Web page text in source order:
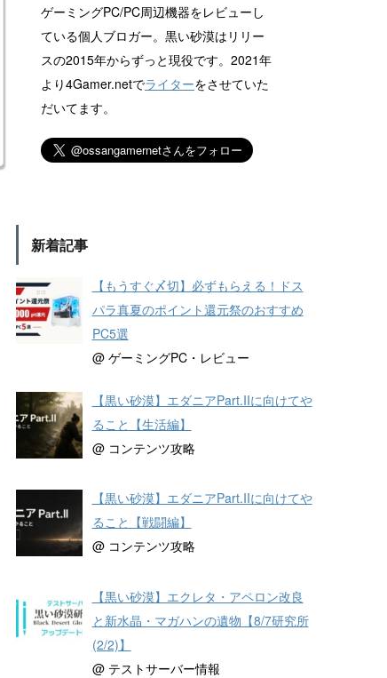
ゲーミングPC/PC周辺機器をレビューし
ている個人ブロガー。黒い砂漠はリリー
スの2015年からずっと現役です。2021年
より4Gamer.netでライターをさせていた
だいてます。
新着記事
【もうすぐ〆切】必ずもらえる！ドス
パラ真夏のポイント還元祭のおすすめ
PC5選
@ ゲーミングPC・レビュー
【黒い砂漠】エダニアPart.IIに向けてや
ること【生活編】
@ コンテンツ攻略
【黒い砂漠】エダニアPart.IIに向けてや
ること【戦闘編】
@ コンテンツ攻略
【黒い砂漠】エクレタ・アペロン改良
と新水晶・マガハンの遺物【8/7研究所
(2/2)】
@ テストサーバー情報